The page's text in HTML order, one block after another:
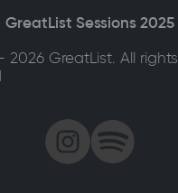
2026 GreatList. All rights
GreatList Sessions 2025